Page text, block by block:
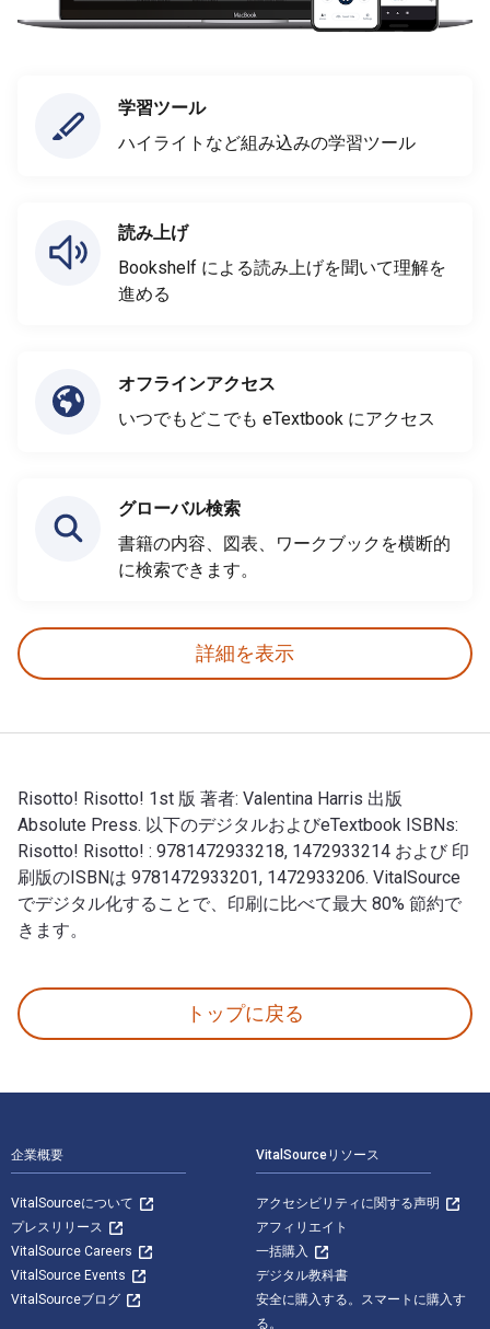
学習ツール
ハイライトなど組み込みの学習ツール
読み上げ
Bookshelf による読み上げを聞いて理解を
進める
オフラインアクセス
いつでもどこでも eTextbook にアクセス
グローバル検索
書籍の内容、図表、ワークブックを横断的
に検索できます。
詳細を表示
Risotto! Risotto! 1st 版 著者: Valentina Harris 出版
Absolute Press. 以下のデジタルおよびeTextbook ISBNs:
Risotto! Risotto! : 9781472933218, 1472933214 および 印
刷版のISBNは 9781472933201, 1472933206. VitalSource
でデジタル化することで、印刷に比べて最大 80% 節約で
きます。
トップに戻る
企業概要
VitalSourceについて
プレスリリース
VitalSource Careers
VitalSource Events
VitalSourceブログ
VitalSourceリソース
アクセシビリティに関する声明
アフィリエイト
一括購入
デジタル教科書
安全に購入する。スマートに購入す
る。